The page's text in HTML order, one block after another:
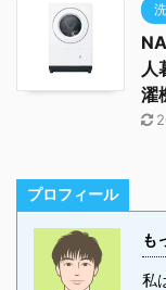
人
濯
プロフィール
も
私